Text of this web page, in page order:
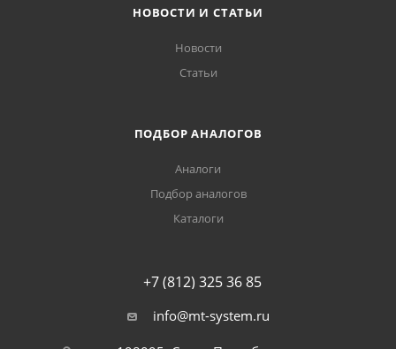
НОВОСТИ И СТАТЬИ
Новости
Статьи
ПОДБОР АНАЛОГОВ
Аналоги
Подбор аналогов
Каталоги
+7 (812) 325 36 85
info@mt-system.ru